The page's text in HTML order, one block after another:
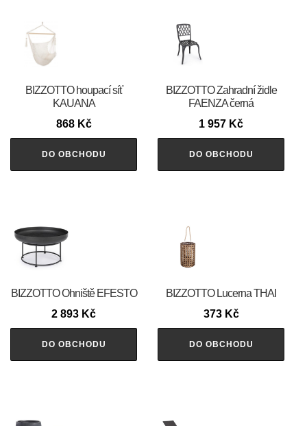
BIZZOTTO houpací síť
KAUANA
868 Kč
DO OBCHODU
BIZZOTTO Zahradní židle
FAENZA černá
1 957 Kč
DO OBCHODU
BIZZOTTO Ohniště EFESTO
2 893 Kč
DO OBCHODU
BIZZOTTO Lucerna THAI
373 Kč
DO OBCHODU